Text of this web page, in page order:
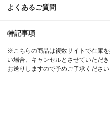
よくあるご質問
特記事項
※こちらの商品は複数サイトで在庫
い場合、キャンセルとさせていただ
お送りしますので予めご了承ください